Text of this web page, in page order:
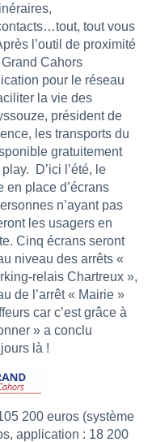
tout vous
l’outil de proximité
Cahors
pour le réseau
la vie des
président de
les transports du
gratuitement
D’ici l’été, le
en place d’écrans
n’ayant pas
les usagers en
Cinq écrans seront
niveau des arrêts «
relais Chartreux »,
de l’arrêt « Mairie »
car c’est grâce à
» a conclu
là !
200 euros (système
application : 18 200